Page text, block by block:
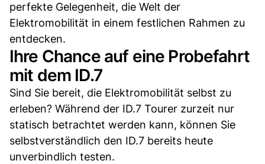
perfekte Gelegenheit, die Welt der
Elektromobilität in einem festlichen Rahmen zu
entdecken.
Ihre Chance auf eine Probefahrt
mit dem ID.7
Sind Sie bereit, die Elektromobilität selbst zu
erleben? Während der ID.7 Tourer zurzeit nur
statisch betrachtet werden kann, können Sie
selbstverständlich den ID.7 bereits heute
unverbindlich testen.